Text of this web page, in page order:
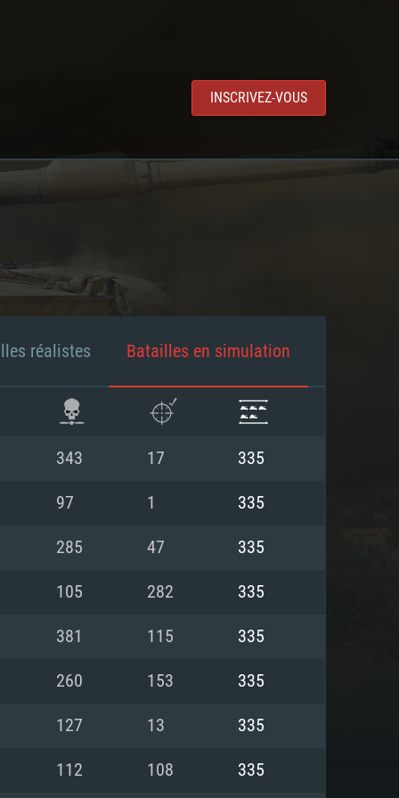
INSCRIVEZ-VOUS
réalistes Batailles en simulation
343 17 335
97 1 335
285 47 335
105 282 335
381 115 335
260 153 335
127 13 335
112 108 335